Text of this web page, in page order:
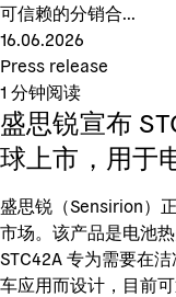
可信赖的分销合...
16.06.2026
Press release
1 分钟阅读
盛思锐宣布
球上市，用于
盛思锐（Sensirion）
市场。该产品是电池
STC42A 专为需要在
车应用而设计，目前